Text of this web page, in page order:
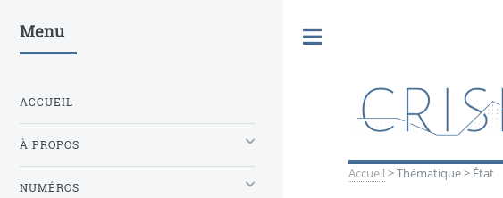
Accueil >Thématique> État
Menu
ACCUEIL
À PROPOS
NUMÉROS